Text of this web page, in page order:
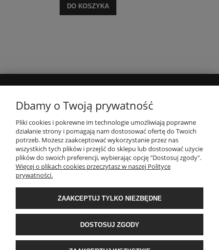
DO KOSZYKA
MOJE KONTO
INFORMACJE
PŁATNOŚCI I DOSTAWA
O NAS
POPULARNE KATEGORIE
E-Ekomax - sklep z pościelą| NIP: 5512362499, REGON: 356817076 | ul.
Dbamy o Twoją prywatność
Pliki cookies i pokrewne im technologie umożliwiają poprawne
działanie strony i pomagają nam dostosować ofertę do Twoich
potrzeb. Możesz zaakceptować wykorzystanie przez nas
wszystkich tych plików i przejść do sklepu lub dostosować użycie
plików do swoich preferencji, wybierając opcję "Dostosuj zgody".
Więcej o plikach cookies przeczytasz w naszej Polityce
prywatności.
ZAAKCEPTUJ TYLKO NIEZBĘDNE
DOSTOSUJ ZGODY